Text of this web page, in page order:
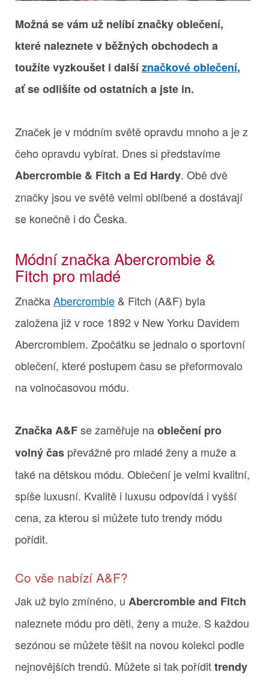
Možná se vám už nelíbí značky oblečení,
které naleznete v běžných obchodech a
toužíte vyzkoušet i dalšíznačkové oblečení,
ať se odlišíte od ostatních a jste in.
Značek je v módním světě opravdu mnoho a je z
čeho opravdu vybírat. Dnes si představíme
Abercrombie & Fitch a Ed Hardy. Obě dvě
značky jsou ve světě velmi oblíbené a dostávají
se konečně i do Česka.
Módní značka Abercrombie &
Fitch pro mladé
ZnačkaAbercrombie & Fitch (A&F) byla
založena již v roce 1892 v New Yorku Davidem
Abercrombiem. Zpočátku se jednalo o sportovní
oblečení, které postupem času se přeformovalo
na volnočasovou módu.
Značka A&Fse zaměřuje naoblečení pro
volný čas převážně pro mladé ženy a muže a
také na dětskou módu. Oblečení je velmi kvalitní,
spíše luxusní. Kvalitě i luxusu odpovídá i vyšší
cena, za kterou si můžete tuto trendy módu
pořídit.
Co vše nabízí A&F?
Jak už bylo zmíněno, u Abercrombie and Fitch
naleznete módu pro děti, ženy a muže. S každou
sezónou se můžete těšit na novou kolekci podle
nejnovějších trendů. Můžete si tak pořídittrendy